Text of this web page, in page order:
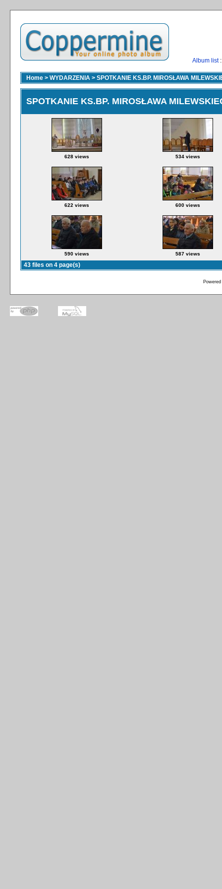
Album list
Home > WYDARZENIA > SPOTKANIE KS.BP. MIROSŁAWA
SPOTKANIE KS.BP. MIROSŁAWA
628 views 534 views
622 views 600 views
590 views 587 views
43 files on 4 page(s)